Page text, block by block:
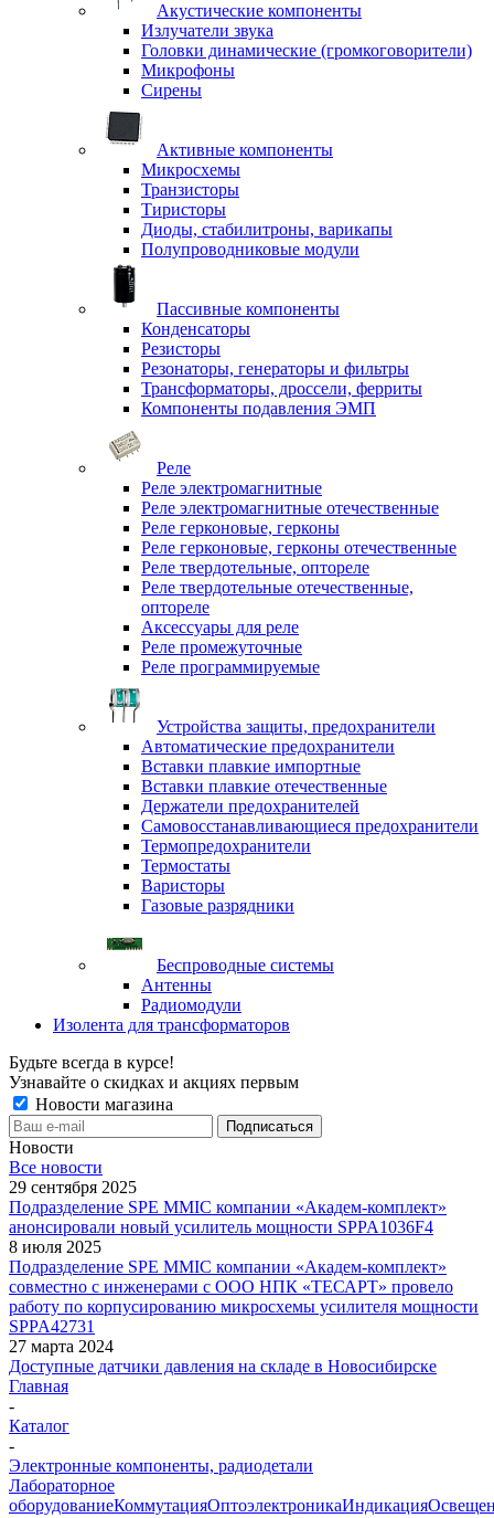
Акустические компоненты
Излучатели звука
Головки динамические (громкоговорители)
Микрофоны
Сирены
Активные компоненты
Микросхемы
Транзисторы
Тиристоры
Диоды, стабилитроны, варикапы
Полупроводниковые модули
Пассивные компоненты
Конденсаторы
Резисторы
Резонаторы, генераторы и фильтры
Трансформаторы, дроссели, ферриты
Компоненты подавления ЭМП
Реле
Реле электромагнитные
Реле электромагнитные отечественные
Реле герконовые, герконы
Реле герконовые, герконы отечественные
Реле твердотельные, оптореле
Реле твердотельные отечественные,
оптореле
Аксессуары для реле
Реле промежуточные
Реле программируемые
Устройства защиты, предохранители
Автоматические предохранители
Вставки плавкие импортные
Вставки плавкие отечественные
Держатели предохранителей
Самовосстанавливающиеся предохранители
Термопредохранители
Термостаты
Варисторы
Газовые разрядники
Беспроводные системы
Антенны
Радиомодули
Изолента для трансформаторов
Будьте всегда в курсе!
Узнавайте о скидках и акциях первым
Новости магазина
Новости
Все новости
29 сентября 2025
Подразделение SPE MMIC компании «Академ-комплект»
анонсировали новый усилитель мощности SPPA1036F4
8 июля 2025
Подразделение SPE MMIC компании «Академ-комплект»
совместно с инженерами с ООО НПК «ТЕСАРТ» провело
работу по корпусированию микросхемы усилителя мощности
SPPA42731
27 марта 2024
Доступные датчики давления на складе в Новосибирске
Главная
-
Каталог
-
Электронные компоненты, радиодетали
Лабораторное
оборудованиеКоммутацияОптоэлектроникаИндикация